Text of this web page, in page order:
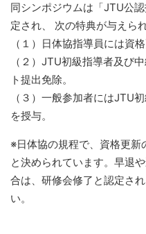
同シンポジウムは「JTU公
定され、 次の特典が与えられ
（１）日体協指導員には資
（２）JTU初級指導者及び
ト提出免除。
（３）一般参加者にはJTU
を授与。
※日体協の規程で、資格更新
と決められています。早退
合は、研修会修了と認定さ
い。